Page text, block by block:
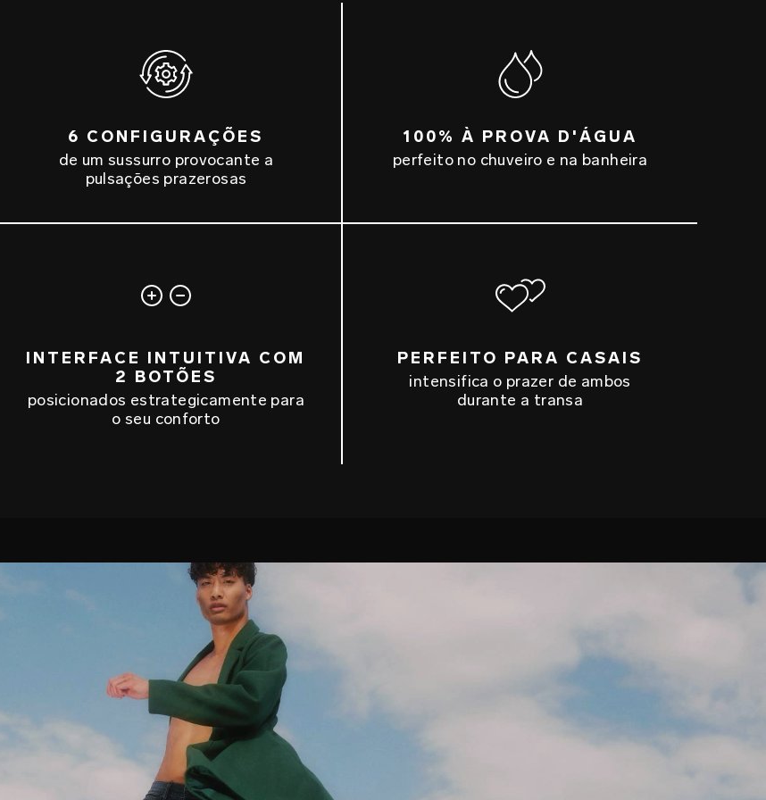
6 CONFIGURAÇÕES
de um sussurro provocante a
pulsações prazerosas
100% À PROVA D'ÁGUA
perfeito no chuveiro e na banheira
INTERFACE INTUITIVA COM
2 BOTÕES
posicionados estrategicamente para
o seu conforto
PERFEITO PARA CASAIS
intensifica o prazer de ambos
durante a transa